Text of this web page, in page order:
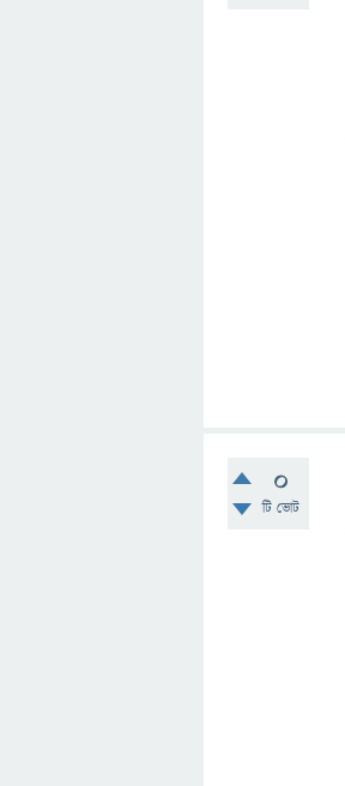
0
টি ভোট